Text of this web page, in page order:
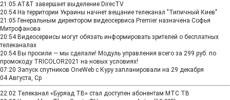
21:05 AT&T завершает выделение DirecTV
20:54 На территории Украины начнет вещание телеканал "Типичный Киев"
21:05 Генеральным директором видеосервиса Premier назначена Софья
Митрофанова
20:54 Видеосервисы могут обязать информировать зрителей о бесплатных
телеканалах
20:54 Вы просили — мы сделали! Модуль управления всего за 299 руб. по
промокоду TRICOLOR2021 на новых условиях!
07:20 Запуск спутников OneWeb с Куру запланировали на 29 декабря
04 Августа, Ср
22:02 Телеканал «Буряад ТВ» стал доступен абонентам МТС ТВ